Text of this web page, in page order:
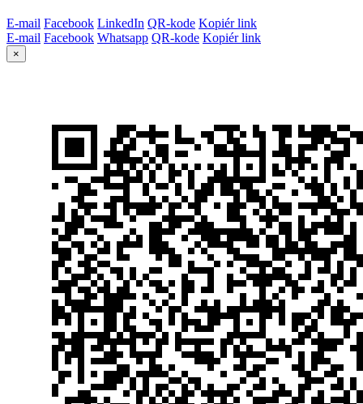
E-mail Facebook LinkedIn QR-kode Kopiér link
E-mail Facebook Whatsapp QR-kode Kopiér link
×